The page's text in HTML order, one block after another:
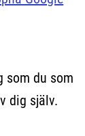
som du som
dig själv.